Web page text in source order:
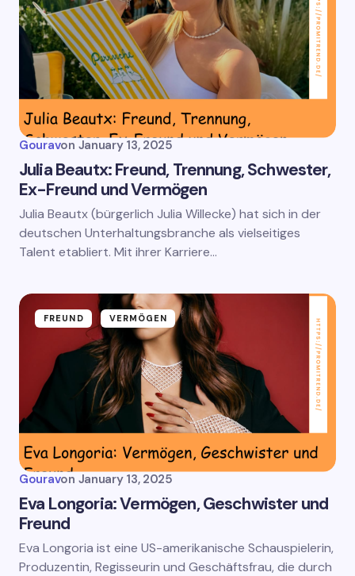
Gouravon January 13, 2025
Julia Beautx: Freund, Trennung, Schwester,
Ex-Freund und Vermögen
Julia Beautx (bürgerlich Julia Willecke) hat sich in der
deutschen Unterhaltungsbranche als vielseitiges
Talent etabliert. Mit ihrer Karriere…
FREUND VERMÖGEN
Gouravon January 13, 2025
Eva Longoria: Vermögen, Geschwister und
Freund
Eva Longoria ist eine US-amerikanische Schauspielerin,
Produzentin, Regisseurin und Geschäftsfrau, die durch